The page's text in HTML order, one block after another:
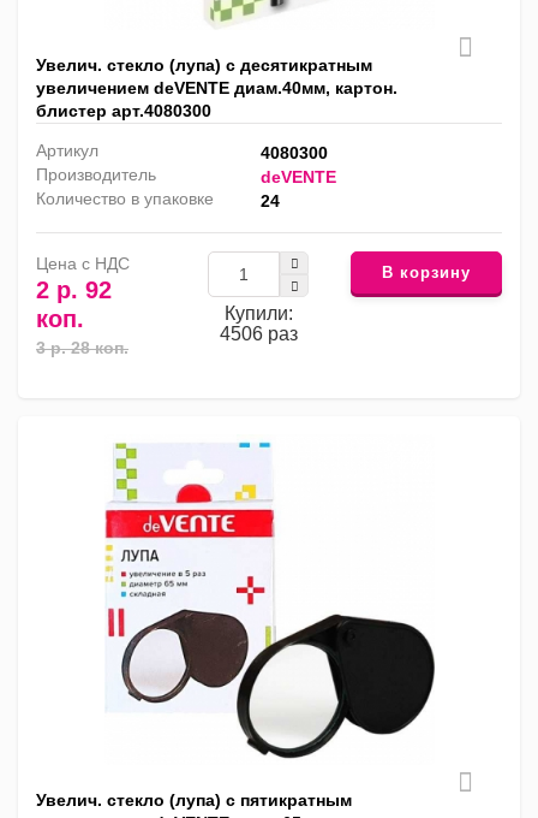
Увелич. стекло (лупа) с десятикратным
увеличением deVENTE диам.40мм, картон.
блистер арт.4080300
Артикул
4080300
Производитель
deVENTE
Количество в упаковке
24
Цена с НДС
2 р. 92
коп.
3 р. 28 коп.
Купили:
4506 раз
В корзину
Увелич. стекло (лупа) с пятикратным